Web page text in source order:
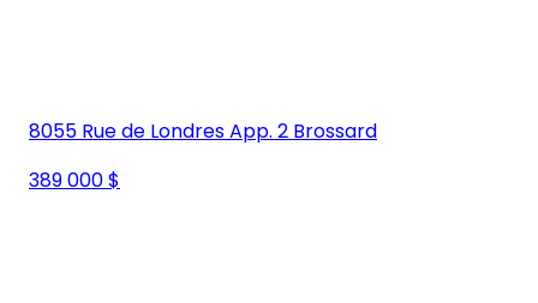
8055 Rue de Londres App. 2 Brossard
389 000 $